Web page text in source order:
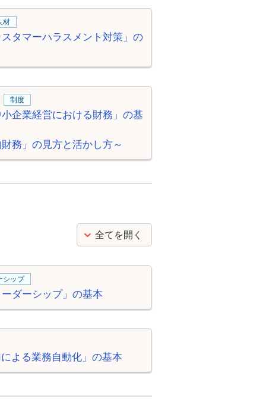
材
タマーハラスメント対策」の
制度
企業経営における財務」の基
務」の見方と活かし方～
全てを開く
シップ
ダーシップ」の基本
よる業務自動化」の基本